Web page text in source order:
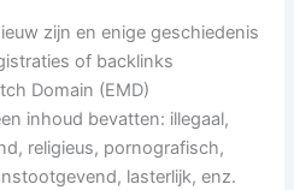
zijn en enige geschiedenis
of backlinks
Domain (EMD)
inhoud bevatten: illegaal,
religieus, pornografisch,
lasterlijk, enz.